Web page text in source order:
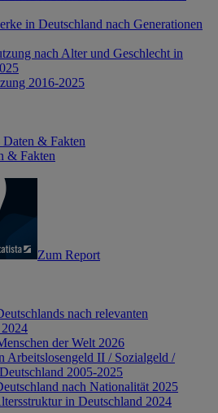
in Deutschland nach Generationen
nach Alter und Geschlecht in
2016-2025
& Fakten
& Fakten
Zum Report
nach relevanten
der Welt 2026
Arbeitslosengeld II / Sozialgeld /
2005-2025
nach Nationalität 2025
in Deutschland 2024